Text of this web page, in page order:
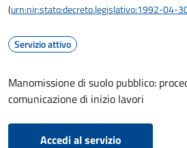
(urn:nir:stato:decreto.legislativo:1992-04-
Servizio attivo
Manomissione di suolo pubblico:
comunicazione di inizio lavori
Accedi al servizio